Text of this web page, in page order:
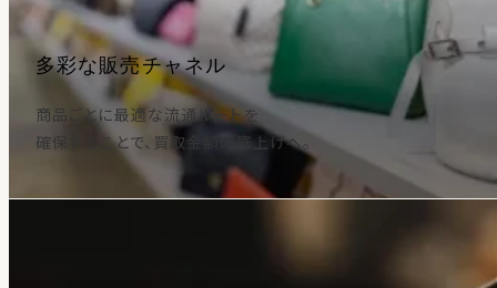
多彩な販売チャネル
商品ごとに最適な流通ルートを
確保することで、買取金額の底上げへ。